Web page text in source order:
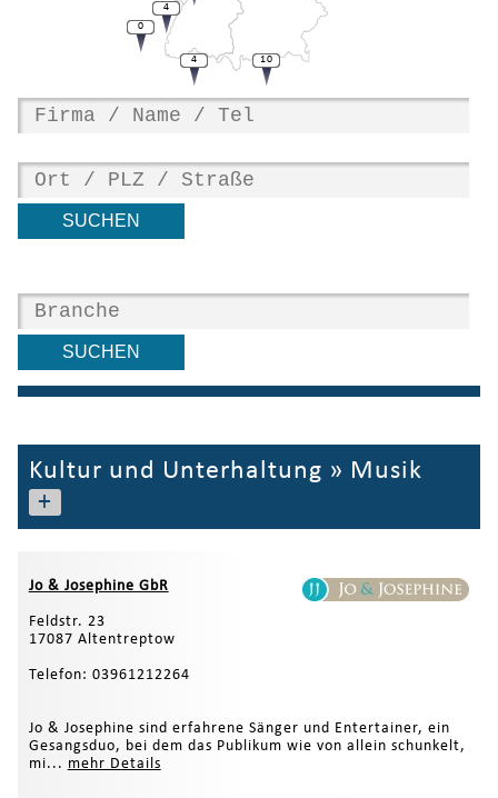
0
4
4 10
Kultur und Unterhaltung » Musik
+
Jo & Josephine GbR
Feldstr. 23
17087 Altentreptow
Telefon: 03961212264
Jo & Josephine sind erfahrene Sänger und Entertainer, ein
Gesangsduo, bei dem das Publikum wie von allein schunkelt,
mi... mehr Details